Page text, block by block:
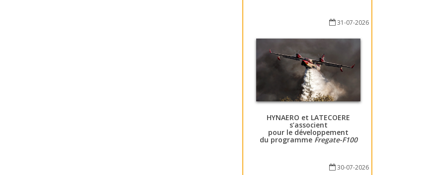
31-07-2026
HYNAERO et LATECOERE
s’associent
pour le développement
du programme Fregate-F100
30-07-2026